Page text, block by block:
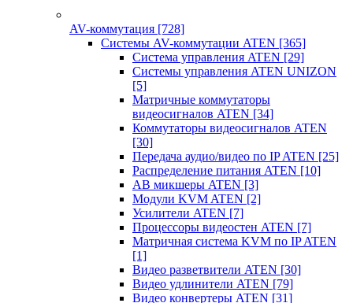
AV-коммутация [728]
Системы AV-коммутации ATEN [365]
Система управления ATEN [29]
Системы управления ATEN UNIZON
[5]
Матричные коммутаторы
видеосигналов ATEN [34]
Коммутаторы видеосигналов ATEN
[30]
Передача аудио/видео по IP ATEN [25]
Распределение питания ATEN [10]
АВ микшеры ATEN [3]
Модули KVM ATEN [2]
Усилители ATEN [7]
Процессоры видеостен ATEN [7]
Матричная система KVM по IP ATEN
[1]
Видео разветвители ATEN [30]
Видео удлинители ATEN [79]
Видео конвертеры ATEN [31]